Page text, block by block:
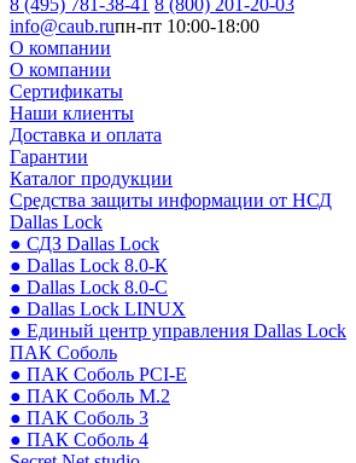
info@caub.ruпн-пт 10:00-18:00
О компании
О компании
Сертификаты
Наши клиенты
Доставка и оплата
Гарантии
Каталог продукции
Средства защиты информации от НСД
Dallas Lock
● СДЗ Dallas Lock
● Dallas Lock 8.0-К
● Dallas Lock 8.0-С
● Dallas Lock LINUX
● Единый центр управления Dallas Lock
ПАК Соболь
● ПАК Соболь PCI-E
● ПАК Соболь М.2
● ПАК Соболь 3
● ПАК Соболь 4